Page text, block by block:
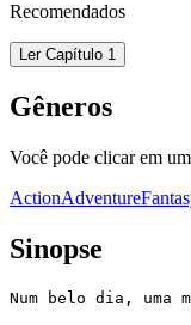
Recomendados
Ler Capítulo 1
Gêneros
Você pode clicar em
ActionAdventure
Sinopse
Num belo dia, uma